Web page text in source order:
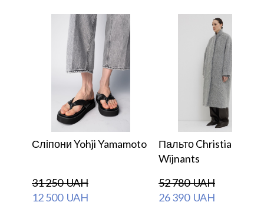
Сліпони Yohji Yamamoto
31 250  UAH
12 500  UAH
Пальто Christian
Wijnants
52 780  UAH
26 390  UAH